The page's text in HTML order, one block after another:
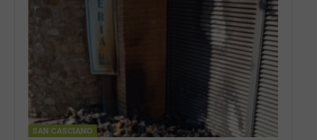
SAN CASCIANO